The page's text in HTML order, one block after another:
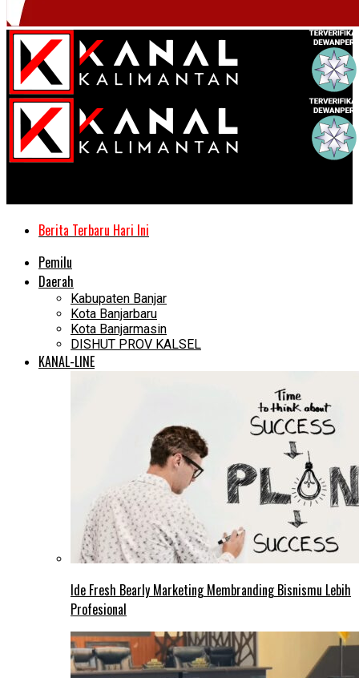
Berita Terbaru Hari Ini
Pemilu
Daerah
Kabupaten Banjar
Kota Banjarbaru
Kota Banjarmasin
DISHUT PROV KALSEL
KANAL-LINE
Ide Fresh Bearly Marketing Membranding Bisnismu Lebih
Profesional